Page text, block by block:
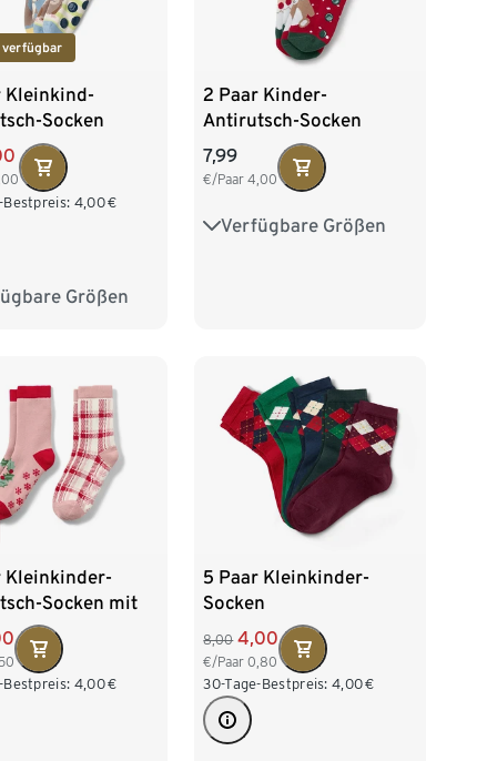
verfügbar
Kleinkind-
Socken
Bestpreis: 4,00€
Größen
27-30 31-34
2 Paar Kinder-
Antirutsch-Socken
7,99
€/Paar4,00
Verfügbare Größen
23-26 27-30 31-34
Kleinkinder-
Socken mit
Bestpreis: 4,00€
5 Paar Kleinkinder-
Socken
8,00 4,00
€/Paar0,80
30-Tage-Bestpreis: 4,00€